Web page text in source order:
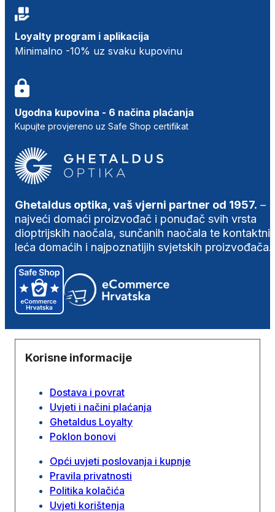
Loyalty program i aplikacija
Minimalno -10% uz svaku kupovinu
Ugodna kupovina - 6 načina plaćanja
Kupujte provjereno uz Safe Shop certifikat
Ghetaldus optika, vaš vjerni partner od 1957. –
najveći domaći proizvođač i ponuđač svih vrsta
dioptrijskih naočala, sunčanih naočala te
leća domaćih i najpoznatijih svjetskih proizvođača.
Korisne informacije
Dostava i povrat
Uvjeti i načini plaćanja
Ghetaldus Loyalty
Poklon bonovi
Opći uvjeti poslovanja i kupnje
Pravila privatnosti
Politika kolačića
Uvjeti korištenja